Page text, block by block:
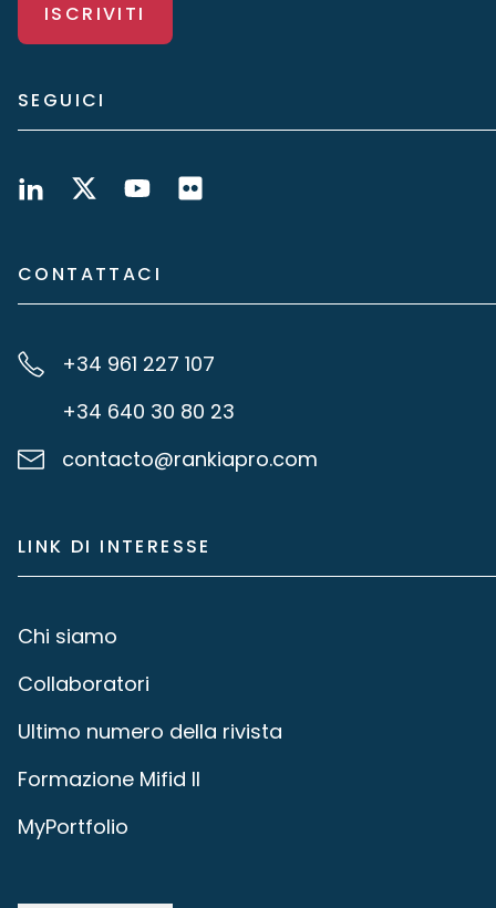
ISCRIVITI
SEGUICI
CONTATTACI
+34 961 227 107
+34 640 30 80 23
contacto@rankiapro.com
LINK DI INTERESSE
Chi siamo
Collaboratori
Ultimo numero della rivista
Formazione Mifid II
MyPortfolio